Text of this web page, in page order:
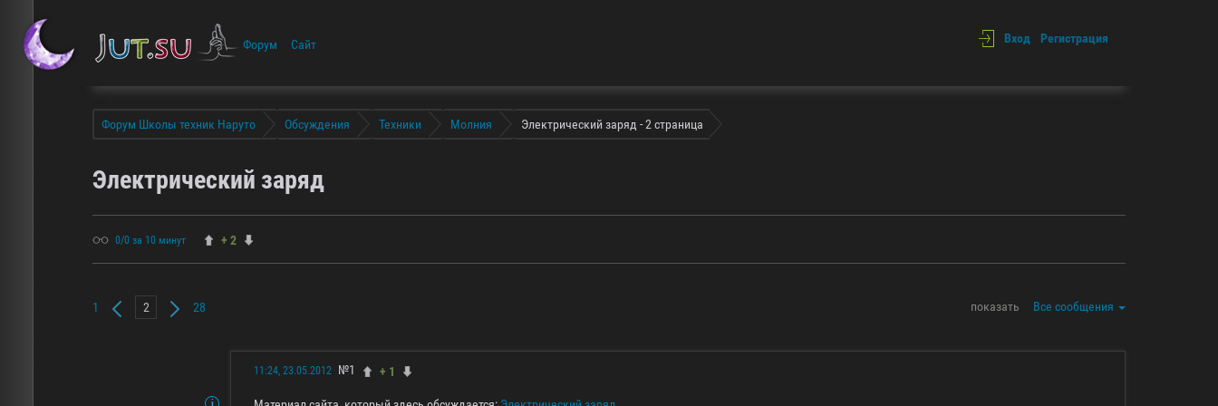
Форум Сайт Вход Регистрация
Форум Школы техник Наруто Обсуждения Техники Молния Электрический заряд - 2 страница
Электрический заряд
0/0 за 10 минут + 2
1 28 показать Все сообщения
11:24, 23.05.2012 №1 + 1